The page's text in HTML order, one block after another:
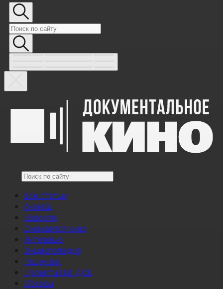
Все статьи
Анонсы
Новости
Снимается кино
Интервью
Энциклопедия
Рецензии
Проекты НМГ ДОК
Обзоры